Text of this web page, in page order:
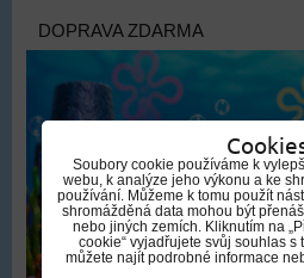
DOPRAVA ZDARMA
Soubory cookie používáme k
webu, k analýze jeho výkonu a ke
používání. Můžeme k tomu použít
shromážděná data mohou být
nebo jiných zemích. Kliknutím na
cookie“ vyjadřujete svůj souhlas s
můžete najít podrobné informace